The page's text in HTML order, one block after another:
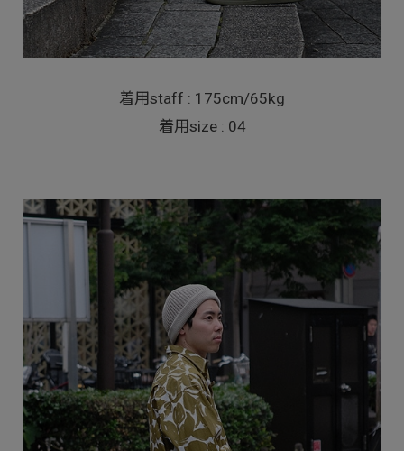
着用staff : 175cm/65kg
着用size : 04